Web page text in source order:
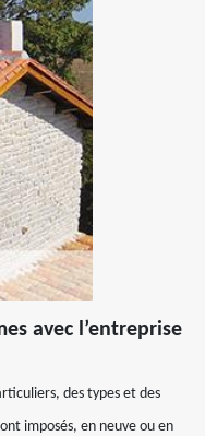
avec l’entreprise
des types et des
imposés, en neuve ou en